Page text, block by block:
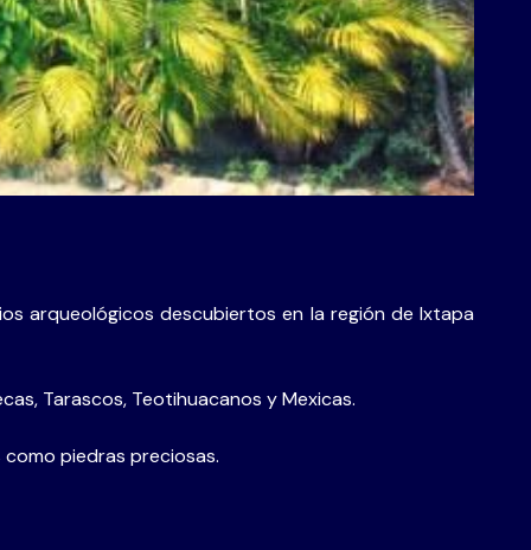
arqueológicos descubiertos en la región de Ixtapa
Tarascos, Teotihuacanos y Mexicas.
piedras preciosas.